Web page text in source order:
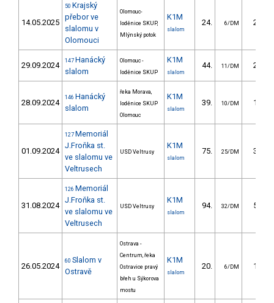
14.05.2025
50 Krajský
přebor ve
slalomu v
Olomouci
Olomouc-
loděnice SKUP,
Mlýnský potok
K1M
slalom
24. 6/DM 23.70
29.09.2024 147 Hanácký
slalom
Olomouc -
loděnice SKUP
K1M
slalom
44. 11/DM 23.50
28.09.2024
146 Hanácký
slalom
řeka Morava,
loděnice SKUP
Olomouc
K1M
slalom
39. 10/DM 19.20
01.09.2024
127 Memoriál
J.Froňka st.
ve slalomu ve
Veltrusech
USD Veltrusy
K1M
slalom
75. 25/DM 30.19
31.08.2024
126 Memoriál
J.Froňka st.
ve slalomu ve
Veltrusech
USD Veltrusy
K1M
slalom
94. 32/DM 50.62
26.05.2024
60 Slalom v
Ostravě
Ostrava -
Centrum, řeka
Ostravice pravý
břeh u Sýkorova
mostu
K1M
slalom
20. 6/DM 19.70